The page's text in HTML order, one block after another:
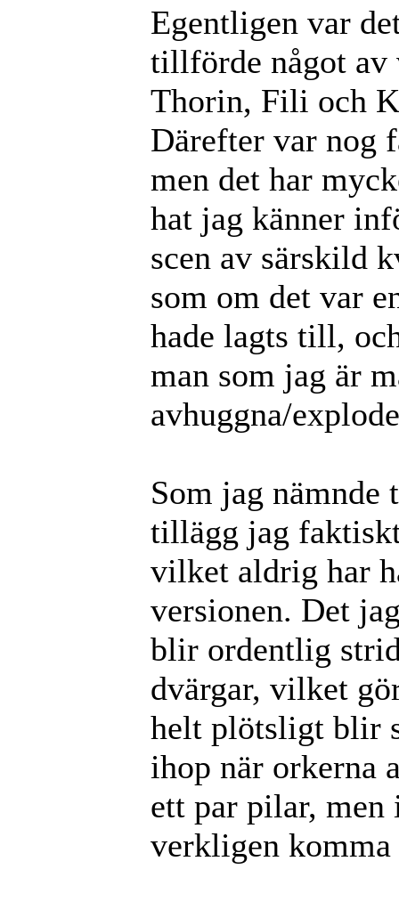
Egentligen var
tillförde något av
Thorin, Fili och
Därefter var nog
men det har
hat jag känner
scen av särskild
som om det var
hade lagts till,
man som jag är
avhuggna/
Som jag nämnde
tillägg jag
vilket aldrig har
versionen. Det
blir ordentlig
dvärgar, vilket
helt plötsligt blir
ihop när orkerna
ett par pilar, men
verkligen